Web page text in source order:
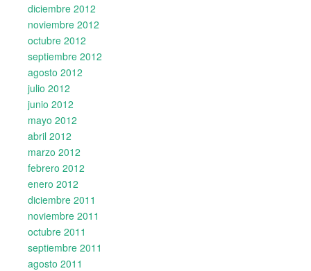
diciembre 2012
noviembre 2012
octubre 2012
septiembre 2012
agosto 2012
julio 2012
junio 2012
mayo 2012
abril 2012
marzo 2012
febrero 2012
enero 2012
diciembre 2011
noviembre 2011
octubre 2011
septiembre 2011
agosto 2011